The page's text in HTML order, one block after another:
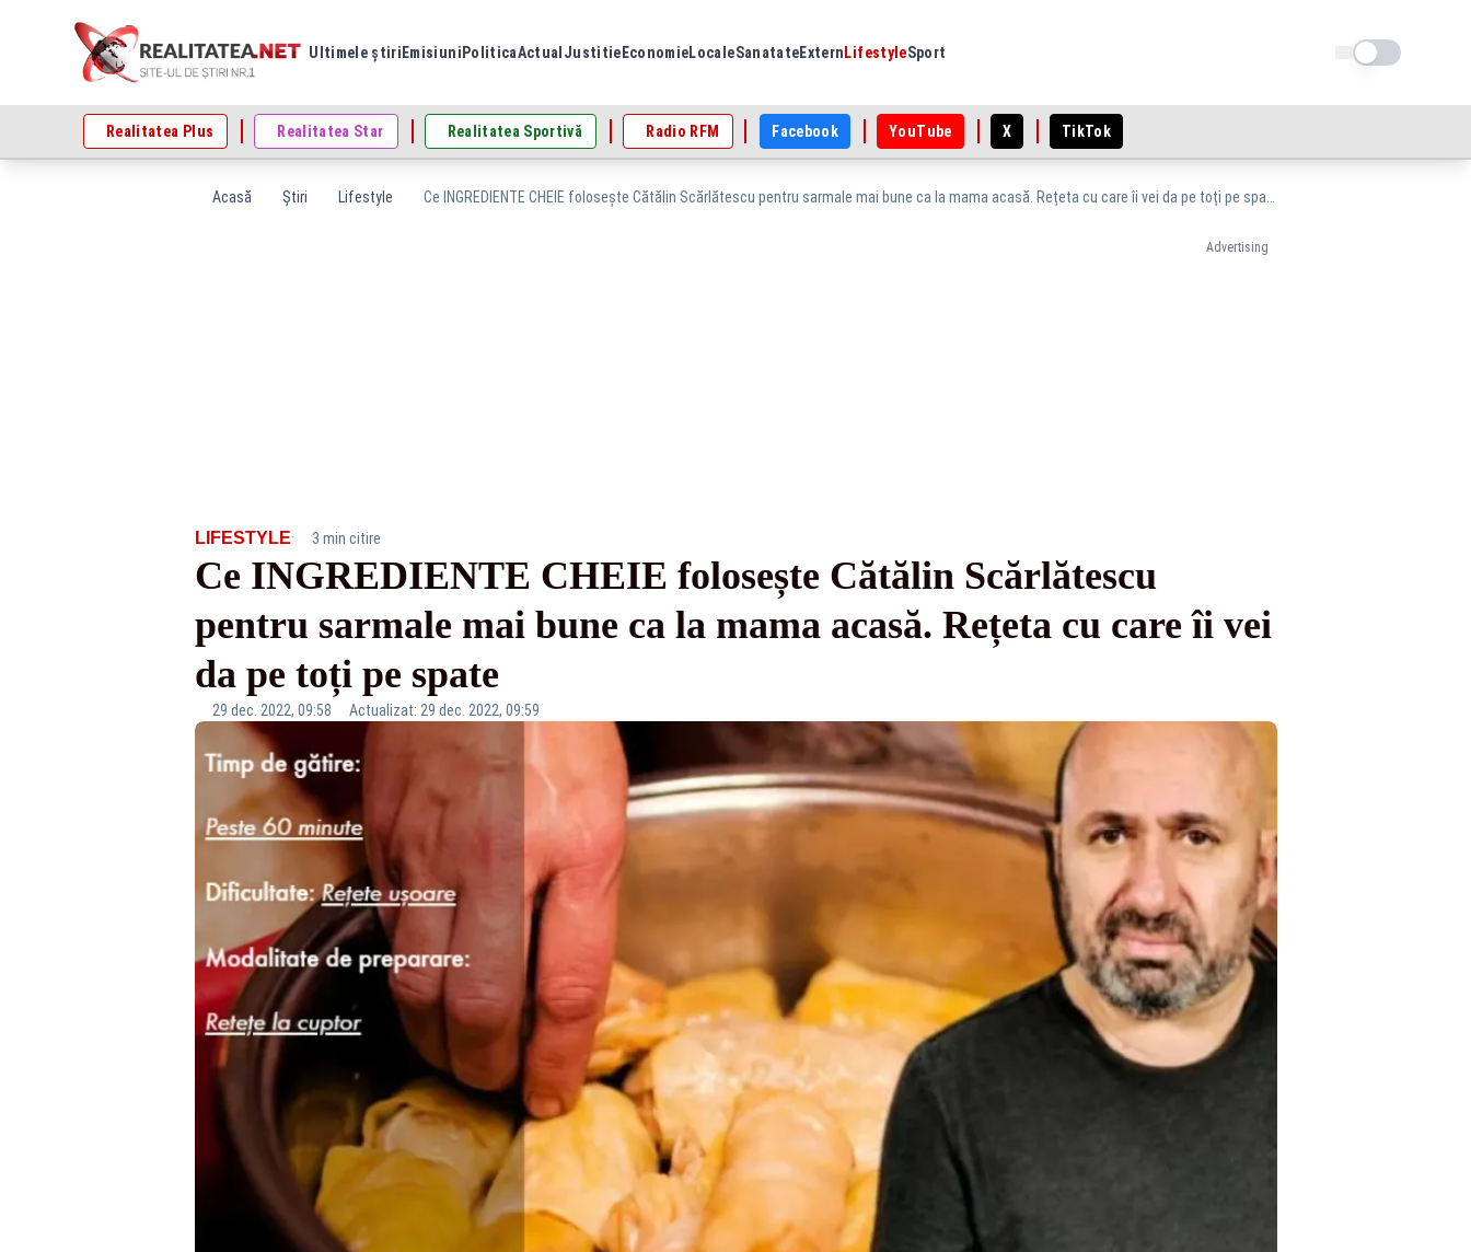
Ultimele știri Emisiuni PoliticaActual Justitie EconomieLocaleSanatateExtern LifestyleSport Schimba tema
Realitatea Plus Realitatea Star Realitatea Sportivă Radio RFM Facebook YouTube X TikTok
Acasă Știri Lifestyle
Advertising
LIFESTYLE· 3 min citire
Ce INGREDIENTE CHEIE folosește Cătălin Scărlătescu
pentru sarmale mai bune ca la mama acasă. Rețeta cu care îi vei
da pe toți pe spate
29 dec. 2022, 09:58 Actualizat: 29 dec. 2022, 09:59